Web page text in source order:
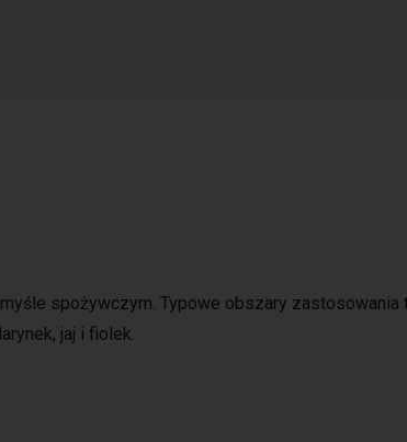
spożywczym. Typowe obszary zastosowania
jaj i fiolek.